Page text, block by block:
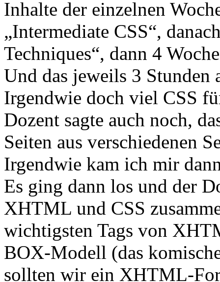
Inhalte der einzelnen
„Intermediate CSS“,
Techniques“, dann 4
Und das jeweils 3 Stunden
Irgendwie doch viel CSS
Dozent sagte auch noch,
Seiten aus verschiedenen
Irgendwie kam ich mir
Es ging dann los und der
XHTML und CSS
wichtigsten Tags von
BOX-Modell (das
sollten wir ein XHTML-